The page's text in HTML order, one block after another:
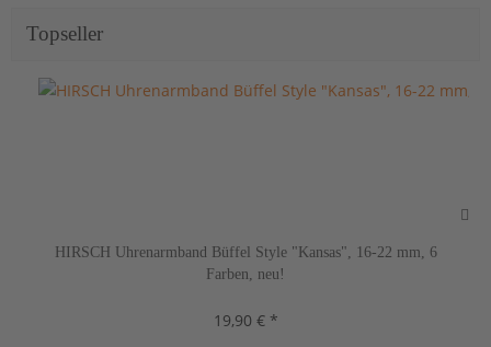
Topseller
HIRSCH Uhrenarmband Büffel Style "Kansas", 16-22 mm, 6
Farben, neu!
19,90 € *